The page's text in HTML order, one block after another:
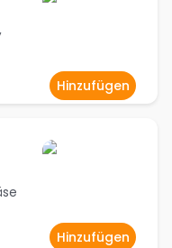
Hinzufügen
Hinzufügen